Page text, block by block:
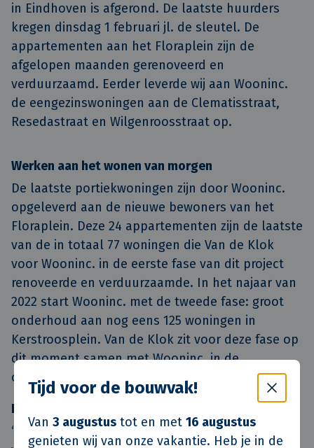
Tijd voor de bouwvak!
Van 3 augustus tot en met 16 augustus
genieten wij van onze vakantie. Heb je in de
in Eindhoven is afgerond. De laatste huurders
kregen dinsdag 1 februari jl. de sleutel. De
appartementen aan het Floraplein zijn de
afgelopen maanden gerenoveerd en
verduurzaamd. Eerder leverde wij aan Wooninc.
de eengezinswoningen aan de Clematisstraat,
Resedastraat en Wilgenroosstraat op.
Werken aan het wonen van morgen
De laatste portiekwoningen zijn door Wooninc.
opgeleverd aan de nieuwe bewoners van het
Floraplein. Deze 24 appartementen zijn de laatste
van de in totaal 77 woningen die Van de Klok
voor Wooninc. in de eerste fase van dit project
renoveerde en verduurzaamde. In het najaar van
2022 start Wooninc. met de tweede fase: groot
onderhoud aan nog eens 125 woningen in
Kerstroosplein. Van de Klok zit voor deze fase op
dit moment samen met Wooninc. in de
onderzoeksfase.
Eigentijds met respect voor de historie
“Het was belangrijk dat de historische waarde